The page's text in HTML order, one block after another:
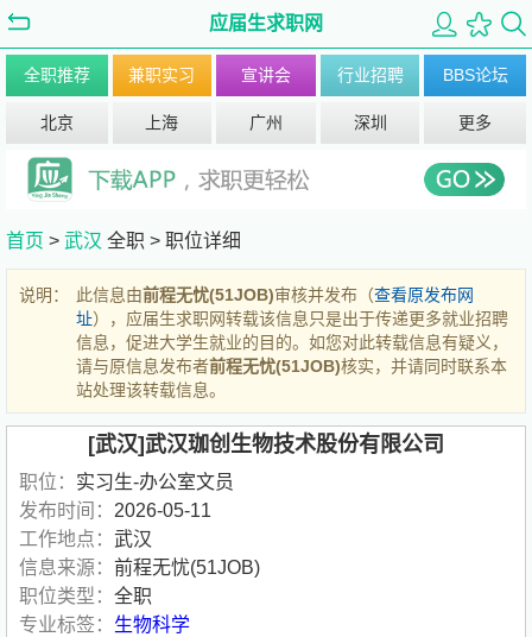
应届生求职网
全职推荐 兼职实习 宣讲会 行业招聘 BBS论坛
北京 上海 广州 深圳 更多
首页 > 武汉 全职 > 职位详细
说明： 此信息由前程无忧(51JOB)审核并发布（查看原发布网
址），应届生求职网转载该信息只是出于传递更多就业招聘
信息，促进大学生就业的目的。如您对此转载信息有疑义，
请与原信息发布者前程无忧(51JOB)核实，并请同时联系本
站处理该转载信息。
[武汉]武汉珈创生物技术股份有限公司
职位： 实习生-办公室文员
发布时间： 2026-05-11
工作地点： 武汉
信息来源： 前程无忧(51JOB)
职位类型： 全职
专业标签： 生物科学